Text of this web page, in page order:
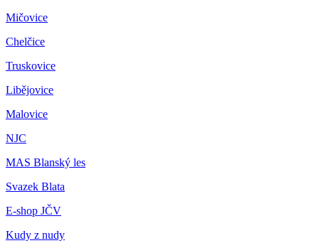
Mičovice
Chelčice
Truskovice
Libějovice
Malovice
NJC
MAS Blanský les
Svazek Blata
E-shop JČV
Kudy z nudy